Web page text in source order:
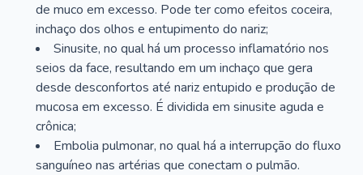
de muco em excesso. Pode ter como efeitos coceira,
inchaço dos olhos e entupimento do nariz;
Sinusite, no qual há um processo inflamatório nos
seios da face, resultando em um inchaço que gera
desde desconfortos até nariz entupido e produção de
mucosa em excesso. É dividida em sinusite aguda e
crônica;
Embolia pulmonar, no qual há a interrupção do fluxo
sanguíneo nas artérias que conectam o pulmão.